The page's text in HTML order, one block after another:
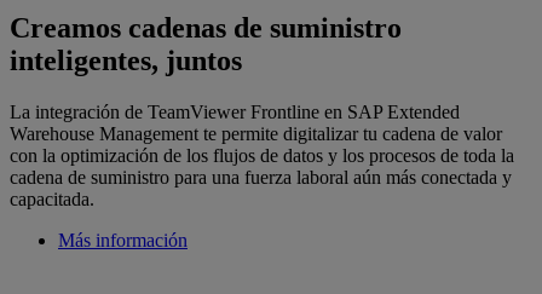
Creamos cadenas de suministro
inteligentes, juntos
La integración de TeamViewer Frontline en SAP Extended
Warehouse Management te permite digitalizar tu cadena de valor
con la optimización de los flujos de datos y los procesos de toda la
cadena de suministro para una fuerza laboral aún más conectada y
capacitada.
Más información